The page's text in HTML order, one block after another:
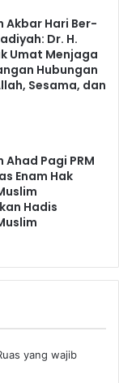
Akbar Hari Ber-
Dr. H.
Umat Menjaga
Hubungan
Sesama, dan
Ahad Pagi PRM
Enam Hak
Hadis
yang wajib